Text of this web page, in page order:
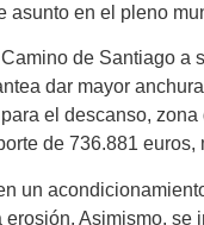
en el pleno
de Santiago a
dar mayor
el descanso,
de 736.881 euros,
un
Asimismo,